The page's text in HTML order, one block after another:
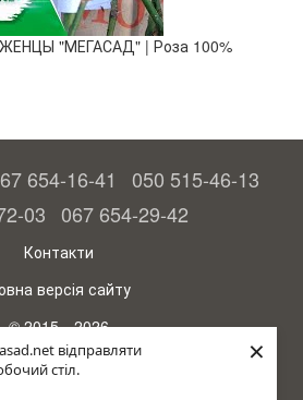
відправляти
стіл.
×
"МЕГАСАД" | Роза 100%
654-16-41
050 515-46-13
03 067 654-29-42
Контакти
версія сайту
© 2015—2026
високого врожаю